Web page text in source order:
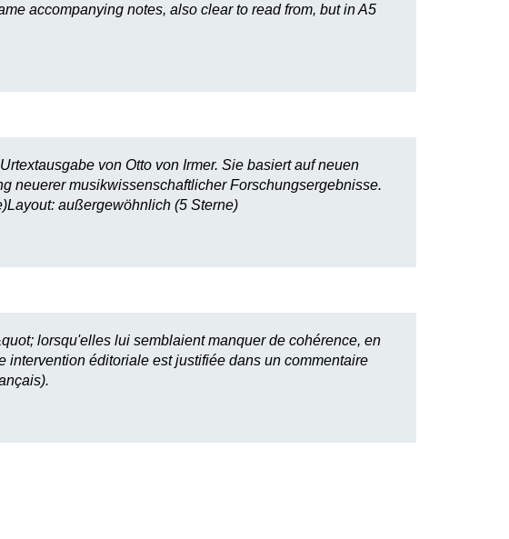
accompanying notes, also clear to read from, but in A5
von Otto von Irmer. Sie basiert auf neuen
neuerer musikwissenschaftlicher Forschungsergebnisse.
außergewöhnlich (5 Sterne)
lorsqu'elles lui semblaient manquer de cohérence, en
intervention éditoriale est justifiée dans un commentaire